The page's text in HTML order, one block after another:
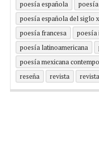
poesía española
poesía española del siglo
poesía francesa
poesía
poesía latinoamericana
poesía mexicana
reseña
revista